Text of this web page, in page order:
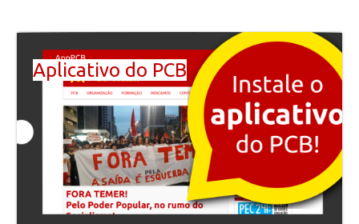
Aplicativo do PCB